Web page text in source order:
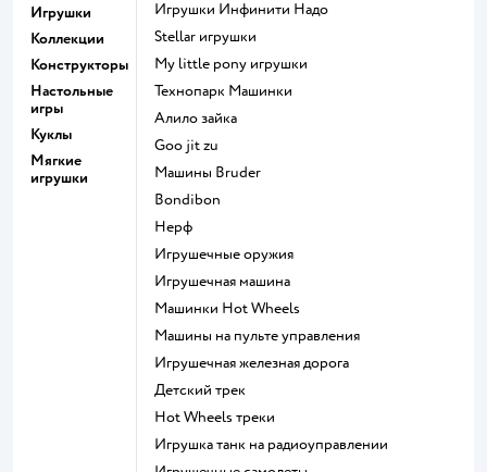
Игрушки
Коллекции
Конструкторы
Настольные
игры
Куклы
Мягкие
игрушки
Игрушки Инфинити Надо
Stellar игрушки
my little pony игрушки
Технопарк Машинки
Алило зайка
Goo jit zu
Машины Bruder
Bondibon
Нерф
Игрушечные оружия
Игрушечная машина
Машинки Hot Wheels
Машины на пульте управления
Игрушечная железная дорога
Детский трек
Hot Wheels треки
Игрушка танк на радиоуправлении